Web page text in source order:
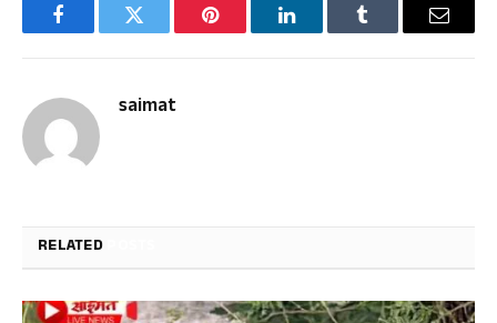
FacebookTwitter Pinterest LinkedInTumblr Email
saimat
RELATED